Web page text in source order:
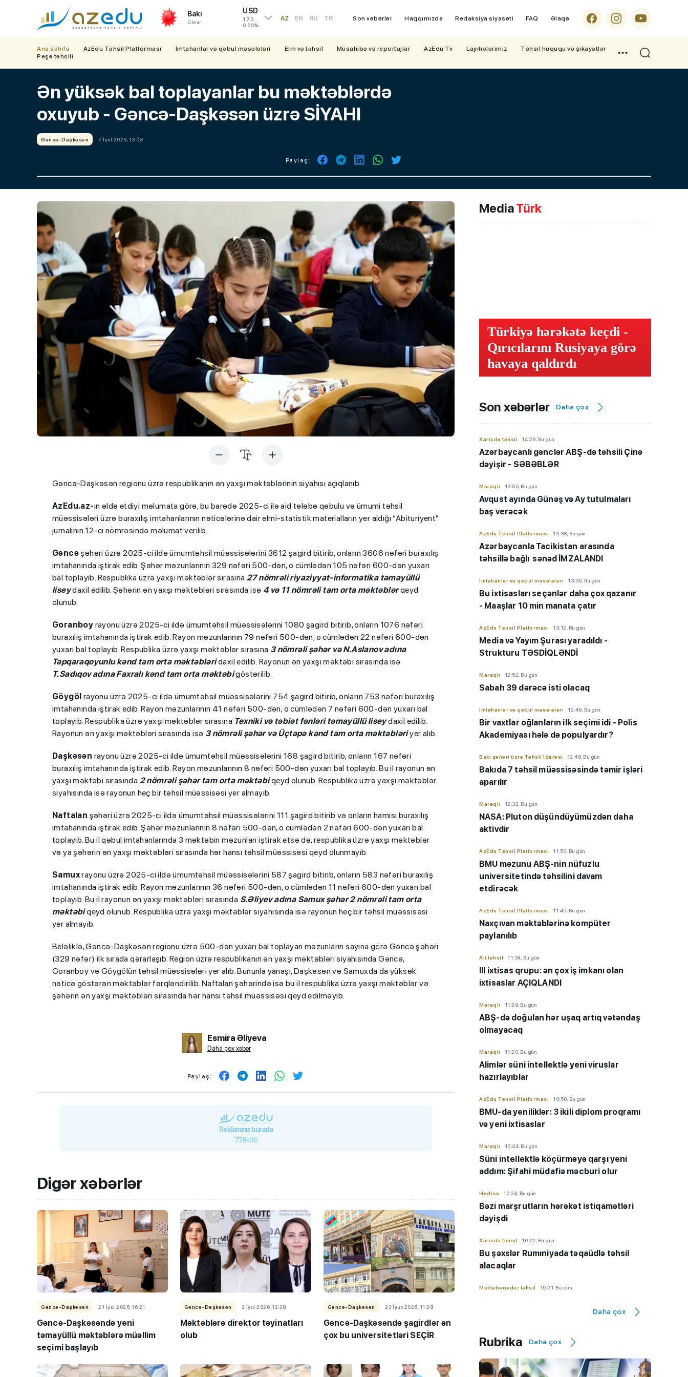
Bakı
Clear
USD
1.70
0.05%
AZ EN RU TR Son xəbərlər Haqqımızda Redaksiya siyasəti FAQ Əlaqə
Ana səhifə AzEdu Təhsil Platforması İmtahanlar və qəbul məsələləri Elm və təhsil Müsahibə və reportajlar AzEdu Tv Layihələrimiz
Təhsil hüququ və şikayətlər
Peşə təhsili
Ən yüksək bal toplayanlar bu məktəblərdə
oxuyub - Gəncə-Daşkəsən üzrə SİYAHI
Gəncə-Daşkəsən 7 İyul 2026, 13:08
Paylaş:
Gəncə-Daşkəsən regionu üzrə respublikanın ən yaxşı məktəblərinin siyahısı açıqlanıb.
AzEdu.az-ın əldə etdiyi məlumata görə, bu barədə 2025-ci ilə aid tələbə qəbulu və ümumi təhsil
müəssisələri üzrə buraxılış imtahanlarının nəticələrinə dair elmi-statistik materialların yer aldığı “Abituriyent”
jurnalının 12-ci nömrəsində məlumat verilib.
Gəncəşəhəri üzrə 2025-ci ildə ümumtəhsil müəssisələrini 3612 şagird bitirib, onların 3606 nəfəri buraxılış
imtahanında iştirak edib. Şəhər məzunlarının 329 nəfəri 500-dən, o cümlədən 105 nəfəri 600-dən yuxarı
bal toplayıb. Respublika üzrə yaxşı məktəblər sırasına 27 nömrəli riyaziyyat-informatika təmayüllü
liseydaxil edilib. Şəhərin ən yaxşı məktəbləri sırasında isə 4 və 11 nömrəli tam orta məktəblərqeyd
olunub.
Goranboy rayonu üzrə 2025-ci ildə ümumtəhsil müəssisələrini 1080 şagird bitirib, onların 1076 nəfəri
buraxılış imtahanında iştirak edib. Rayon məzunlarının 79 nəfəri 500-dən, o cümlədən 22 nəfəri 600-dən
yuxarı bal toplayıb. Respublika üzrə yaxşı məktəblər sırasına 3 nömrəli şəhər və N.Aslanov adına
Tapqaraqoyunlu kənd tam orta məktəbləridaxil edilib. Rayonun ən yaxşı məktəbi sırasında isə
T.Sadıqov adına Faxralı kənd tam orta məktəbigöstərilib.
Göygöl rayonu üzrə 2025-ci ildə ümumtəhsil müəssisələrini 754 şagird bitirib, onların 753 nəfəri buraxılış
imtahanında iştirak edib. Rayon məzunlarının 41 nəfəri 500-dən, o cümlədən 7 nəfəri 600-dən yuxarı bal
toplayıb. Respublika üzrə yaxşı məktəblər sırasına Texniki və təbiət fənləri təmayüllü liseydaxil edilib.
Rayonun ən yaxşı məktəbləri sırasında isə 3 nömrəli şəhər və Üçtəpə kənd tam orta məktəbləriyer alıb.
Daşkəsən rayonu üzrə 2025-ci ildə ümumtəhsil müəssisələrini 168 şagird bitirib, onların 167 nəfəri
buraxılış imtahanında iştirak edib. Rayon məzunlarının 8 nəfəri 500-dən yuxarı bal toplayıb. Bu il rayonun ən
yaxşı məktəbi sırasında 2 nömrəli şəhər tam orta məktəbiqeyd olunub. Respublika üzrə yaxşı məktəblər
siyahısında isə rayonun heç bir təhsil müəssisəsi yer almayıb.
Naftalan şəhəri üzrə 2025-ci ildə ümumtəhsil müəssisələrini 111 şagird bitirib və onların hamısı buraxılış
imtahanında iştirak edib. Şəhər məzunlarının 8 nəfəri 500-dən, o cümlədən 2 nəfəri 600-dən yuxarı bal
toplayıb. Bu il qəbul imtahanlarında 3 məktəbin məzunları iştirak etsə də, respublika üzrə yaxşı məktəblər
və ya şəhərin ən yaxşı məktəbləri sırasında hər hansı təhsil müəssisəsi qeyd olunmayıb.
Samuxrayonu üzrə 2025-ci ildə ümumtəhsil müəssisələrini 587 şagird bitirib, onların 583 nəfəri buraxılış
imtahanında iştirak edib. Rayon məzunlarının 36 nəfəri 500-dən, o cümlədən 11 nəfəri 600-dən yuxarı bal
toplayıb. Bu il rayonun ən yaxşı məktəbləri sırasında S.Əliyev adına Samux şəhər 2 nömrəli tam orta
məktəbiqeyd olunub. Respublika üzrə yaxşı məktəblər siyahısında isə rayonun heç bir təhsil müəssisəsi
yer almayıb.
Beləliklə, Gəncə-Daşkəsən regionu üzrə 500-dən yuxarı bal toplayan məzunların sayına görə Gəncə şəhəri
(329 nəfər) ilk sırada qərarlaşıb. Region üzrə respublikanın ən yaxşı məktəbləri siyahısında Gəncə,
Goranboy və Göygölün təhsil müəssisələri yer alıb. Bununla yanaşı, Daşkəsən və Samuxda da yüksək
nəticə göstərən məktəblər fərqləndirilib. Naftalan şəhərində isə bu il respublika üzrə yaxşı məktəblər və
şəhərin ən yaxşı məktəbləri sırasında hər hansı təhsil müəssisəsi qeyd edilməyib.
Esmira Əliyeva
Daha çox xəbər
Paylaş:
Reklamınız burada
728x90
Digər xəbərlər
Gəncə-Daşkəsən 21 İyul 2026, 16:21
Gəncə-Daşkəsəndə yeni
təmayüllü məktəblərə müəllim
seçimi başlayıb
Gəncə-Daşkəsən 2 İyul 2026, 12:28
Məktəblərə direktor təyinatları
olub
Gəncə-Daşkəsən 23 İyun 2026, 11:28
Gəncə-Daşkəsəndə şagirdlər ən
çox bu universitetləri SEÇİR
MediaTürk
Türkiyə hərəkətə keçdi -
Qırıcılarını Rusiyaya görə
havaya qaldırdı
Son xəbərlər Daha çox
Xaricdə təhsil 14:29, Bu gün
Azərbaycanlı gənclər ABŞ-də təhsili Çinə
dəyişir - SƏBƏBLƏR
Maraqlı 13:55, Bu gün
Avqust ayında Günəş və Ay tutulmaları
baş verəcək
AzEdu Təhsil Platforması 13:38, Bu gün
Azərbaycanla Tacikistan arasında
təhsillə bağlı sənəd İMZALANDI
İmtahanlar və qəbul məsələləri 13:36, Bu gün
Bu ixtisasları seçənlər daha çox qazanır
- Maaşlar 10 min manata çatır
AzEdu Təhsil Platforması 13:12, Bu gün
Media və Yayım Şurası yaradıldı -
Strukturu TƏSDİQLƏNDİ
Maraqlı 12:52, Bu gün
Sabah 39 dərəcə isti olacaq
İmtahanlar və qəbul məsələləri 12:49, Bu gün
Bir vaxtlar oğlanların ilk seçimi idi - Polis
Akademiyası hələ də populyardır?
Bakı şəhəri üzrə Təhsil İdarəsi 12:46, Bu gün
Bakıda 7 təhsil müəssisəsində təmir işləri
aparılır
Maraqlı 12:32, Bu gün
NASA: Pluton düşündüyümüzdən daha
aktivdir
AzEdu Təhsil Platforması 11:50, Bu gün
BMU məzunu ABŞ-nin nüfuzlu
universitetində təhsilini davam
etdirəcək
AzEdu Təhsil Platforması 11:45, Bu gün
Naxçıvan məktəblərinə kompüter
paylanılıb
Ali təhsil 11:34, Bu gün
III ixtisas qrupu: ən çox iş imkanı olan
ixtisaslar AÇIQLANDI
Maraqlı 11:29, Bu gün
ABŞ-də doğulan hər uşaq artıq vətəndaş
olmayacaq
Maraqlı 11:20, Bu gün
Alimlər süni intellektlə yeni viruslar
hazırlayıblar
AzEdu Təhsil Platforması 10:50, Bu gün
BMU-da yeniliklər: 3 ikili diplom proqramı
və yeni ixtisaslar
Maraqlı 10:44, Bu gün
Süni intellektlə köçürməyə qarşı yeni
addım: Şifahi müdafiə məcburi olur
Hadisə 10:24, Bu gün
Bəzi marşrutların hərəkət istiqamətləri
dəyişdi
Xaricdə təhsil 10:22, Bu gün
Bu şəxslər Rumıniyada təqaüdlə təhsil
alacaqlar
Məktəbəqədər təhsil 10:21, Bu gün
uşaqlar harada daha xoşbəxt böyüyür?
Alimlərdən maraqlı araşdırma
Dövlət İmtahan Mərkəzi 10:04, Bu gün
Daha çox
Rubrika Daha çox